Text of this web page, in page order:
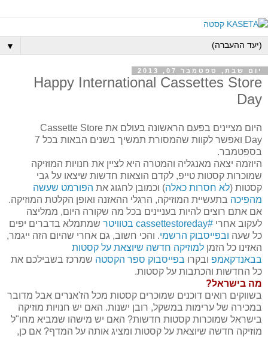
▼
יום שבת, ספטמבר 07, 2013
Happy International Cassettes Store
Day
היום מציינים בפעם הראשונה בעולם את Cassette Store
Day
ואפשר לקוות שהמסורת תמשיך בשנים הבאות בכל 7
בספטמבר.
היוזמה יצאה מאנגליה והמטרה היא לציין את חנויות המוזיקה
שמוכרות קסטות טייפ, לקדם הוצאות חדשות שיצאו על גבי
קסטות (לא חסרות כאלה) וכמובן לחגוג את הפורמט שעשה
מהפיכה בתעשיית המוזיקה, הרגלי ההאזנה ואופן הקלטת המוזיקה.
אם אתם רוצים להיות בעניינים בכל מה שקורה היום, ממליצה
לעקוב אחרי #
cassettestoreday בטוויטר שמתמלא בדברים יפים
כל שעה ובפייסבוק הרשמי. והכי חשוב, גם אחרי שהיום הזה ייגמר,
האזינו כל הזמן למוזיקה חדשה שיוצאת על קסטות
בבאנדקאמפ ובקרו בפייסבוק ספר הקסטה שמרכז בשבילכם את
כל החדשות והכתבות על קסטות.
מה בישראל?
בשווקים רואים דוכנים שמוכרים קסטות מכל הז'אנרים אבל מדובר
במכירה של ערימות במשקל, רובן ישנות. האם יש חנויות מוזיקה
בישראל שמוכרות קסטות חדשות? האם יש מישהו שמביא מחו"ל
מוזיקה חדשה שיוצאת על קסטות ומציג אותה על המדף? אם כן,